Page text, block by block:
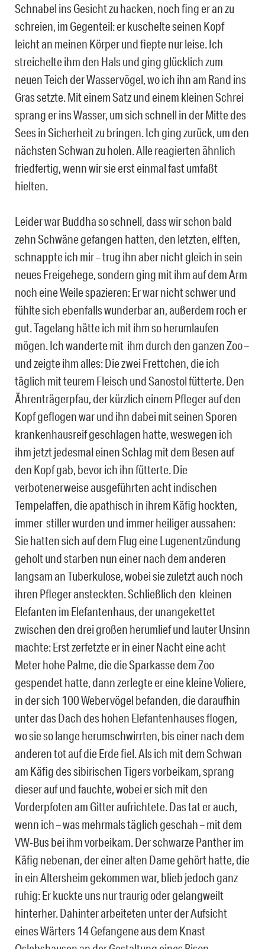
Schnabel ins Gesicht zu hacken, noch fing er an zu
schreien, im Gegenteil: er kuschelte seinen Kopf
leicht an meinen Körper und fiepte nur leise. Ich
streichelte ihm den Hals und ging glücklich zum
neuen Teich der Wasservögel, wo ich ihn am Rand ins
Gras setzte. Mit einem Satz und einem kleinen Schrei
sprang er ins Wasser, um sich schnell in der Mitte des
Sees in Sicherheit zu bringen. Ich ging zurück, um den
nächsten Schwan zu holen. Alle reagierten ähnlich
friedfertig, wenn wir sie erst einmal fast umfaßt
hielten.
Leider war Buddha so schnell, dass wir schon bald
zehn Schwäne gefangen hatten, den letzten, elften,
schnappte ich mir – trug ihn aber nicht gleich in sein
neues Freigehege, sondern ging mit ihm auf dem Arm
noch eine Weile spazieren: Er war nicht schwer und
fühlte sich ebenfalls wunderbar an, außerdem roch er
gut. Tagelang hätte ich mit ihm so herumlaufen
mögen. Ich wanderte mit ihm durch den ganzen Zoo –
und zeigte ihm alles: Die zwei Frettchen, die ich
täglich mit teurem Fleisch und Sanostol fütterte. Den
Ährenträgerpfau, der kürzlich einem Pfleger auf den
Kopf geflogen war und ihn dabei mit seinen Sporen
krankenhausreif geschlagen hatte, weswegen ich
ihm jetzt jedesmal einen Schlag mit dem Besen auf
den Kopf gab, bevor ich ihn fütterte. Die
verbotenerweise ausgeführten acht indischen
Tempelaffen, die apathisch in ihrem Käfig hockten,
immer stiller wurden und immer heiliger aussahen:
Sie hatten sich auf dem Flug eine Lugenentzündung
geholt und starben nun einer nach dem anderen
langsam an Tuberkulose, wobei sie zuletzt auch noch
ihren Pfleger ansteckten. Schließlich den kleinen
Elefanten im Elefantenhaus, der unangekettet
zwischen den drei großen herumlief und lauter Unsinn
machte: Erst zerfetzte er in einer Nacht eine acht
Meter hohe Palme, die die Sparkasse dem Zoo
gespendet hatte, dann zerlegte er eine kleine Voliere,
in der sich 100 Webervögel befanden, die daraufhin
unter das Dach des hohen Elefantenhauses flogen,
wo sie so lange herumschwirrten, bis einer nach dem
anderen tot auf die Erde fiel. Als ich mit dem Schwan
am Käfig des sibirischen Tigers vorbeikam, sprang
dieser auf und fauchte, wobei er sich mit den
Vorderpfoten am Gitter aufrichtete. Das tat er auch,
wenn ich – was mehrmals täglich geschah – mit dem
VW-Bus bei ihm vorbeikam. Der schwarze Panther im
Käfig nebenan, der einer alten Dame gehört hatte, die
in ein Altersheim gekommen war, blieb jedoch ganz
ruhig: Er kuckte uns nur traurig oder gelangweilt
hinterher. Dahinter arbeiteten unter der Aufsicht
eines Wärters 14 Gefangene aus dem Knast